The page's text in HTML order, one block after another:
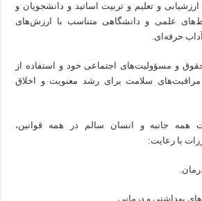
ارزشیابی و تعلیم و تربیت اساتید و دانشجویان و
علمی و دانشگاهی متناسب با ارزش‌های
حرفه‌ای.
حقوق و مسؤولیت‌های اجتماعی خود و استفاده از
سلامت برای رشد معنویت و اخلاق
همه جانبه و انسان سالم در همه قوانین،
با رعایت: